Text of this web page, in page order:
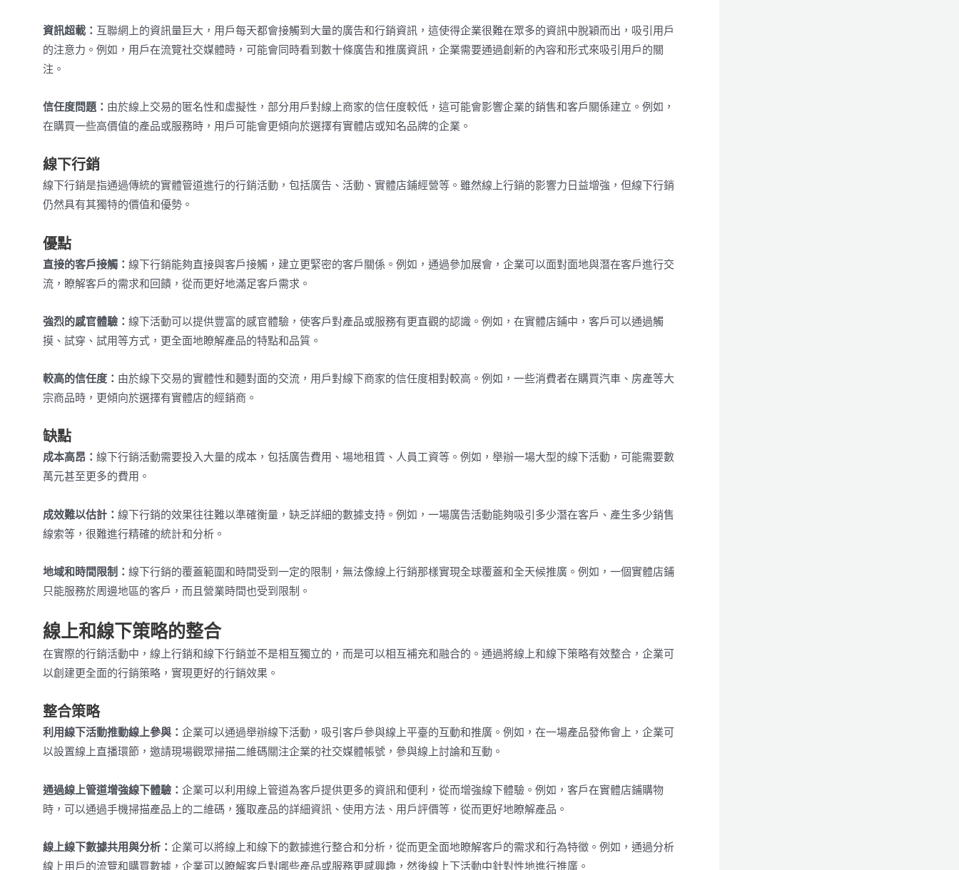
資訊超載： 互聯網上的資訊量巨大，用戶每天都會接觸到大量的廣告和行銷資訊，這使得企業很難在眾多的資訊中脫穎而出，吸引用戶
的注意力。例如，用戶在流覽社交媒體時，可能會同時看到數十條廣告和推廣資訊，企業需要通過創新的內容和形式來吸引用戶的關
注。
信任度問題： 由於線上交易的匿名性和虛擬性，部分用戶對線上商家的信任度較低，這可能會影響企業的銷售和客戶關係建立。例如，
在購買一些高價值的產品或服務時，用戶可能會更傾向於選擇有實體店或知名品牌的企業。
線下行銷
線下行銷是指通過傳統的實體管道進行的行銷活動，包括廣告、活動、實體店鋪經營等。雖然線上行銷的影響力日益增強，但線下行銷
仍然具有其獨特的價值和優勢。
優點
直接的客戶接觸： 線下行銷能夠直接與客戶接觸，建立更緊密的客戶關係。例如，通過參加展會，企業可以面對面地與潛在客戶進行交
流，瞭解客戶的需求和回饋，從而更好地滿足客戶需求。
強烈的感官體驗： 線下活動可以提供豐富的感官體驗，使客戶對產品或服務有更直觀的認識。例如，在實體店鋪中，客戶可以通過觸
摸、試穿、試用等方式，更全面地瞭解產品的特點和品質。
較高的信任度： 由於線下交易的實體性和麵對面的交流，用戶對線下商家的信任度相對較高。例如，一些消費者在購買汽車、房產等大
宗商品時，更傾向於選擇有實體店的經銷商。
缺點
成本高昂： 線下行銷活動需要投入大量的成本，包括廣告費用、場地租賃、人員工資等。例如，舉辦一場大型的線下活動，可能需要數
萬元甚至更多的費用。
成效難以估計： 線下行銷的效果往往難以準確衡量，缺乏詳細的數據支持。例如，一場廣告活動能夠吸引多少潛在客戶、產生多少銷售
線索等，很難進行精確的統計和分析。
地域和時間限制： 線下行銷的覆蓋範圍和時間受到一定的限制，無法像線上行銷那樣實現全球覆蓋和全天候推廣。例如，一個實體店鋪
只能服務於周邊地區的客戶，而且營業時間也受到限制。
線上和線下策略的整合
在實際的行銷活動中，線上行銷和線下行銷並不是相互獨立的，而是可以相互補充和融合的。通過將線上和線下策略有效整合，企業可
以創建更全面的行銷策略，實現更好的行銷效果。
整合策略
利用線下活動推動線上參與： 企業可以通過舉辦線下活動，吸引客戶參與線上平臺的互動和推廣。例如，在一場產品發佈會上，企業可
以設置線上直播環節，邀請現場觀眾掃描二維碼關注企業的社交媒體帳號，參與線上討論和互動。
通過線上管道增強線下體驗： 企業可以利用線上管道為客戶提供更多的資訊和便利，從而增強線下體驗。例如，客戶在實體店鋪購物
時，可以通過手機掃描產品上的二維碼，獲取產品的詳細資訊、使用方法、用戶評價等，從而更好地瞭解產品。
線上線下數據共用與分析： 企業可以將線上和線下的數據進行整合和分析，從而更全面地瞭解客戶的需求和行為特徵。例如，通過分析
線上用戶的流覽和購買數據，企業可以瞭解客戶對哪些產品或服務更感興趣，然後線上下活動中針對性地進行推廣。